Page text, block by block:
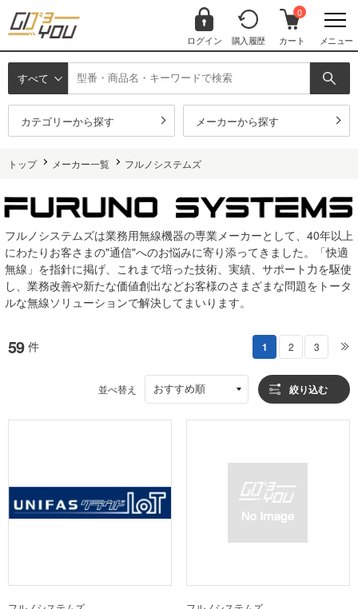
ログイン 購入履歴
0
カート メニュー
すべて
カテゴリーから探す メーカーから探す
トップ メーカー一覧 フルノシステムズ
フルノシステムズは業務用無線機器の専業メーカーとして、40年以上
にわたりお客さまの"通信"へのお悩みに寄り添ってきました。「快適
無線」を指針に掲げ、これまで培った技術、実績、サポート力を駆使
し、業務改善や新たな価値創出などお客様のさまざまな問題をトータ
ルな無線ソリューションで解決してまいります。
59 件 1 2 3
並べ替え おすすめ順 絞り込む